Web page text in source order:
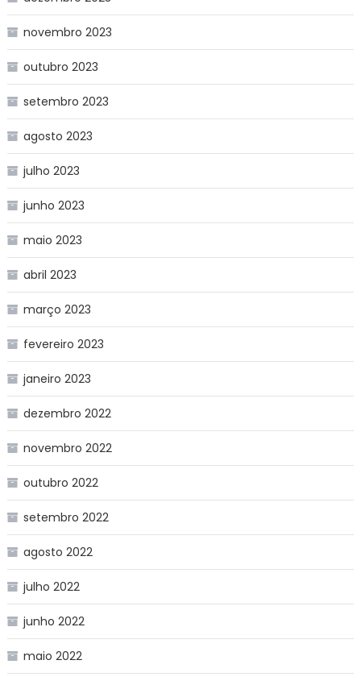
novembro 2023
outubro 2023
setembro 2023
agosto 2023
julho 2023
junho 2023
maio 2023
abril 2023
março 2023
fevereiro 2023
janeiro 2023
dezembro 2022
novembro 2022
outubro 2022
setembro 2022
agosto 2022
julho 2022
junho 2022
maio 2022